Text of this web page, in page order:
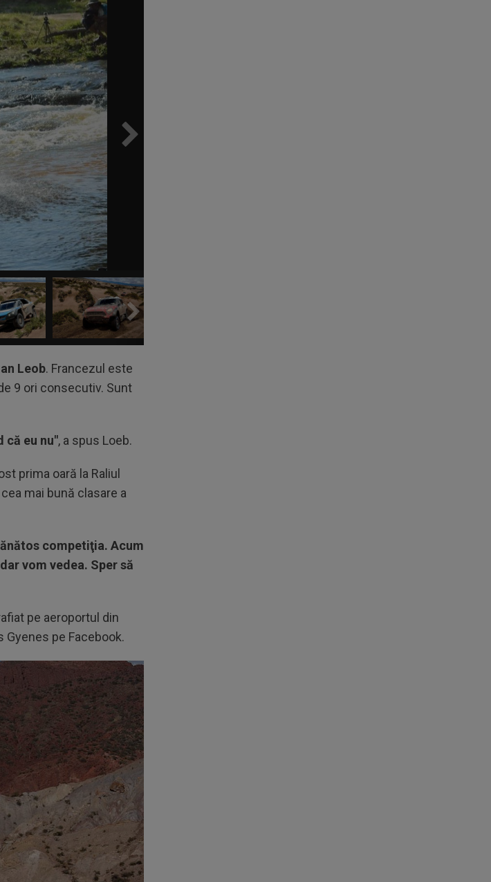
Leob. Francezul este
9 ori consecutiv. Sunt
că eu nu", a spus Loeb.
prima oară la Raliul
mai bună clasare a
competiţia. Acum
vom vedea. Sper să
pe aeroportul din
Gyenes pe Facebook.